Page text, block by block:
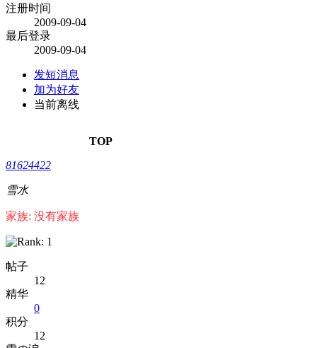
注册时间
2009-09-04
最后登录
2009-09-04
发短消息
加为好友
当前离线
TOP
81624422
雪水
家族: 没有家族
帖子
12
精华
0
积分
12